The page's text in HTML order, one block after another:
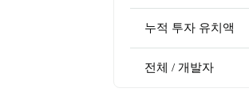
누적 투자 유치액
전체 / 개발자